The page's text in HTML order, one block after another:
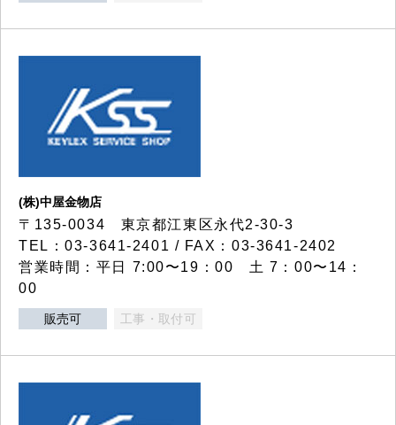
(株)中屋金物店
〒135-0034 東京都江東区永代2-30-3
TEL：03-3641-2401 / FAX：03-3641-2402
営業時間：平日 7:00〜19：00 土 7：00〜14：
00
販売可 工事・取付可